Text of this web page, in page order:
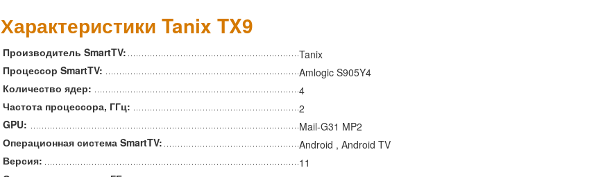
Характеристики Tanix TX9
Производитель SmartTV:
Tanix
Процессор SmartTV:
Amlogic S905Y4
Количество ядер:
4
Частота процессора, ГГц:
2
GPU:
Mail-G31 MP2
Операционная система SmartTV:
Android , Android TV
Версия:
11